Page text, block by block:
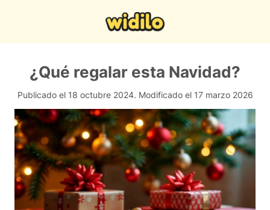
¿Qué regalar esta Navidad?
Publicado el 18 octubre 2024. Modificado el 17 marzo 2026